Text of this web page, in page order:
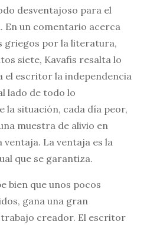
desventajoso para el
En un comentario acerca
griegos por la literatura,
siete, Kavafis resalta lo
el escritor la independencia
lado de todo lo
la situación, cada día peor,
muestra de alivio en
La ventaja es la
que se garantiza.
bien que unos pocos
gana una gran
creador. El escritor